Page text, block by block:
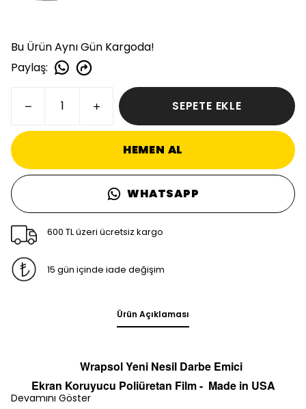
Bu Ürün Aynı Gün Kargoda!
Paylaş:
SEPETE EKLE
HEMEN AL
WHATSAPP
600 TL üzeri ücretsiz kargo
15 gün içinde iade değişim
Ürün Açıklaması
Wrapsol Yeni Nesil Darbe Emici
Ekran Koruyucu Poliüretan Film - Made in USA
Devamını Göster